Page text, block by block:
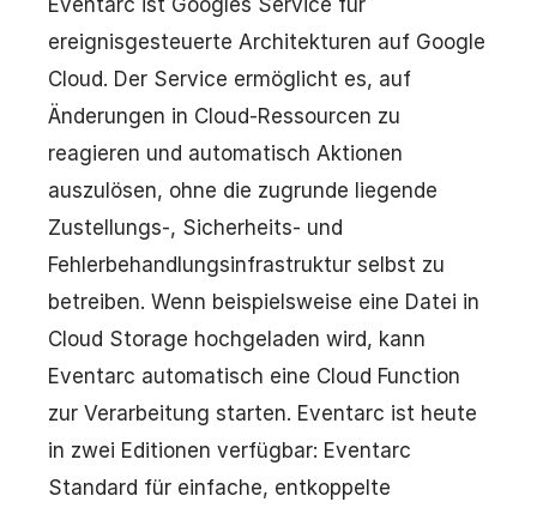
Eventarc ist Googles Service für
ereignisgesteuerte Architekturen auf Google
Cloud. Der Service ermöglicht es, auf
Änderungen in Cloud-Ressourcen zu
reagieren und automatisch Aktionen
auszulösen, ohne die zugrunde liegende
Zustellungs-, Sicherheits- und
Fehlerbehandlungsinfrastruktur selbst zu
betreiben. Wenn beispielsweise eine Datei in
Cloud Storage hochgeladen wird, kann
Eventarc automatisch eine Cloud Function
zur Verarbeitung starten. Eventarc ist heute
in zwei Editionen verfügbar: Eventarc
Standard für einfache, entkoppelte